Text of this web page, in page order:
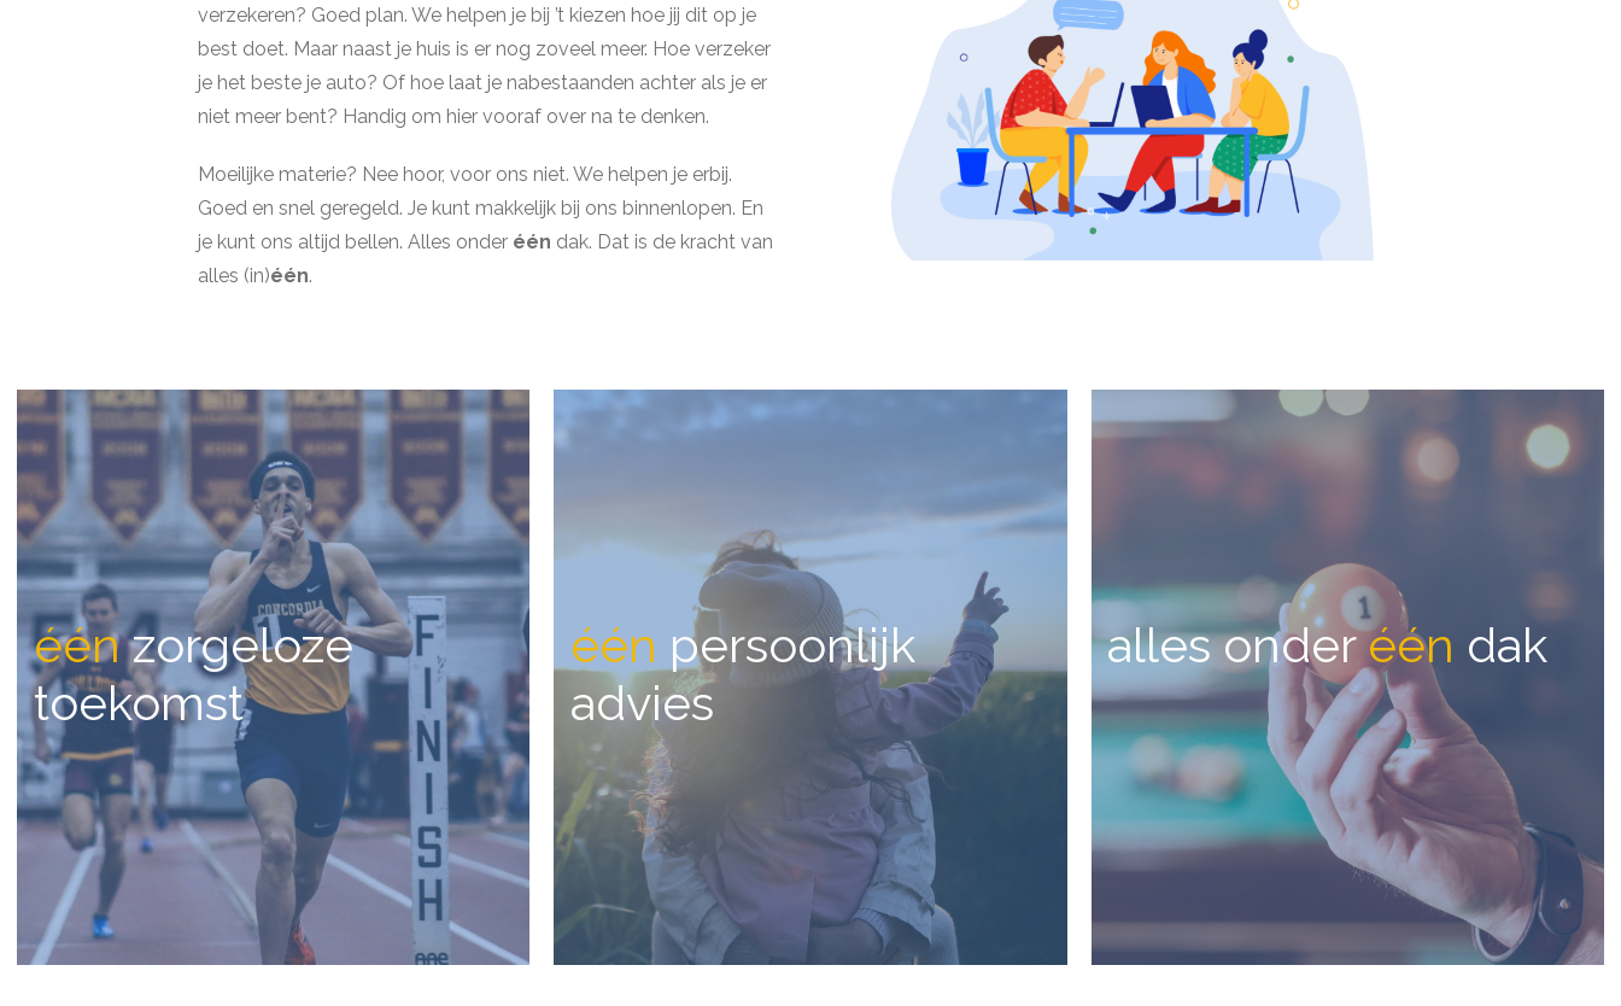
verzekeren? Goed plan. We helpen je bij ’t kiezen hoe jij dit op je
best doet. Maar naast je huis is er nog zoveel meer. Hoe verzeker
je het beste je auto? Of hoe laat je nabestaanden achter als je er
niet meer bent? Handig om hier vooraf over na te denken.
Moeilijke materie? Nee hoor, voor ons niet. We helpen je erbij.
Goed en snel geregeld. Je kunt makkelijk bij ons binnenlopen. En
je kunt ons altijd bellen. Alles onder één dak. Dat is de kracht van
alles (in)één.
éénzorgeloze
toekomst
één persoonlijk
advies
alles onderéén dak